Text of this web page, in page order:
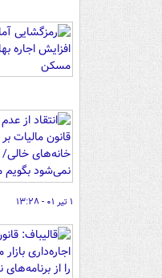
۱ تیر ۰۱ - ۱۳:۲۸